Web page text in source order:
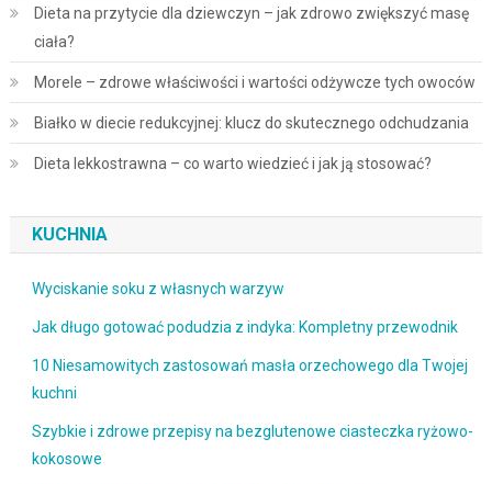
Dieta na przytycie dla dziewczyn – jak zdrowo zwiększyć masę
ciała?
Morele – zdrowe właściwości i wartości odżywcze tych owoców
Białko w diecie redukcyjnej: klucz do skutecznego odchudzania
Dieta lekkostrawna – co warto wiedzieć i jak ją stosować?
KUCHNIA
Wyciskanie soku z własnych warzyw
Jak długo gotować podudzia z indyka: Kompletny przewodnik
10 Niesamowitych zastosowań masła orzechowego dla Twojej
kuchni
Szybkie i zdrowe przepisy na bezglutenowe ciasteczka ryżowo-
kokosowe